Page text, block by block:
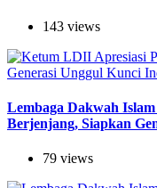
143 views
Lembaga Dakwah
Berjenjang, Siapkan
79 views